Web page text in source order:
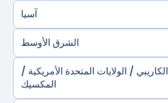
آسيا
الشرق الأوسط
الكاريبي / الولايات المتحدة الأمريكية /
المكسيك